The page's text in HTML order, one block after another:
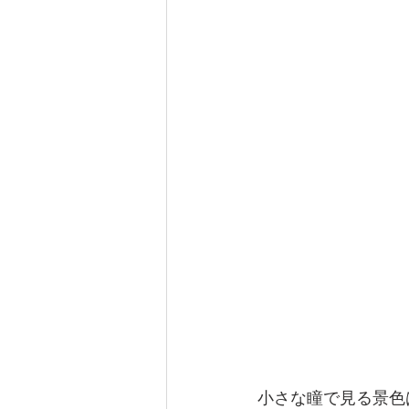
小さな瞳で見る景色